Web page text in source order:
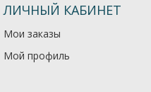
ЛИЧНЫЙ КАБИНЕТ
Мои заказы
Мой профиль